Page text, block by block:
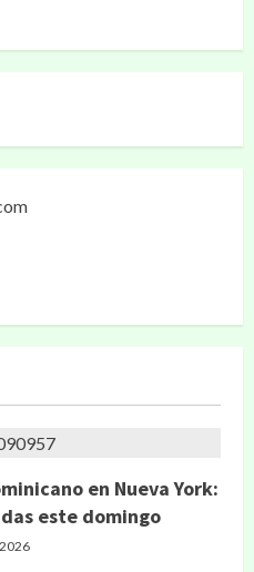
en Nueva York:
este domingo